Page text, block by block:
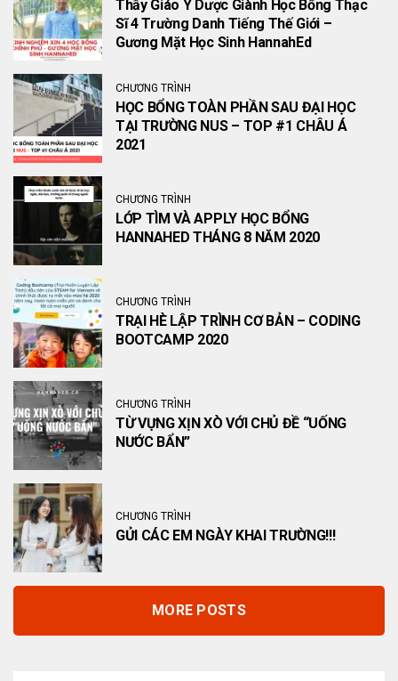
Thầy Giáo Y Dược Giành Học Bổng Thạc
Sĩ 4 Trường Danh Tiếng Thế Giới –
Gương Mặt Học Sinh HannahEd
CHƯƠNG TRÌNH
HỌC BỔNG TOÀN PHẦN SAU ĐẠI HỌC
TẠI TRƯỜNG NUS – TOP #1 CHÂU Á
2021
CHƯƠNG TRÌNH
LỚP TÌM VÀ APPLY HỌC BỔNG
HANNAHED THÁNG 8 NĂM 2020
CHƯƠNG TRÌNH
TRẠI HÈ LẬP TRÌNH CƠ BẢN – CODING
BOOTCAMP 2020
CHƯƠNG TRÌNH
TỪ VỰNG XỊN XÒ VỚI CHỦ ĐỀ “UỐNG
NƯỚC BẨN”
CHƯƠNG TRÌNH
GỬI CÁC EM NGÀY KHAI TRƯỜNG!!!
MORE POSTS